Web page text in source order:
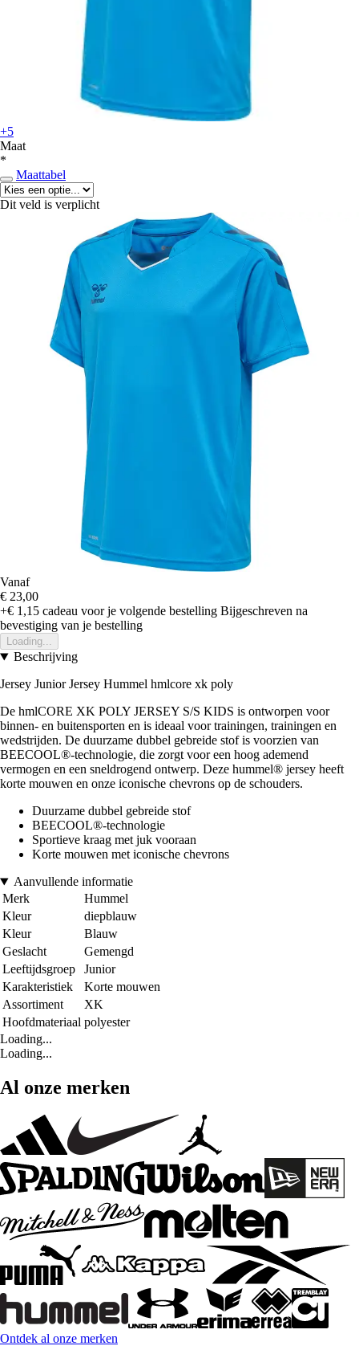
+5
Maat
*
Maattabel
Dit veld is verplicht
Vanaf
€ 23,00
+€ 1,15 cadeau voor je volgende bestelling Bijgeschreven na
bevestiging van je bestelling
Loading...
Beschrijving
Jersey Junior Jersey Hummel hmlcore xk poly
De hmlCORE XK POLY JERSEY S/S KIDS is ontworpen voor
binnen- en buitensporten en is ideaal voor trainingen, trainingen en
wedstrijden. De duurzame dubbel gebreide stof is voorzien van
BEECOOL®-technologie, die zorgt voor een hoog ademend
vermogen en een sneldrogend ontwerp. Deze hummel® jersey heeft
korte mouwen en onze iconische chevrons op de schouders.
Duurzame dubbel gebreide stof
BEECOOL®-technologie
Sportieve kraag met juk vooraan
Korte mouwen met iconische chevrons
Aanvullende informatie
Merk
Hummel
Kleur
diepblauw
Kleur
Blauw
Geslacht
Gemengd
Leeftijdsgroep
Junior
Karakteristiek
Korte mouwen
Assortiment
XK
Hoofdmateriaal polyester
Loading...
Loading...
Al onze merken
Ontdek al onze merken